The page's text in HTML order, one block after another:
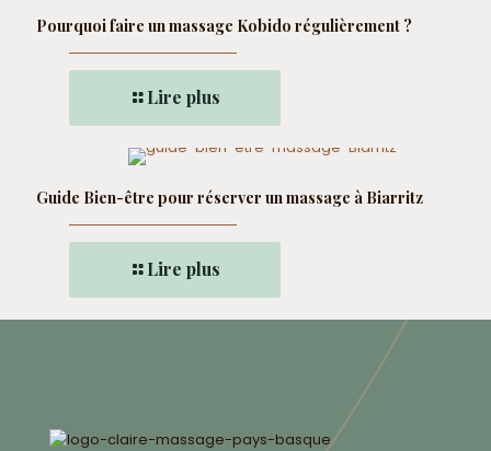
Pourquoi faire un massage Kobido régulièrement ?
Lire plus
Guide Bien-être pour réserver un massage à Biarritz
Lire plus